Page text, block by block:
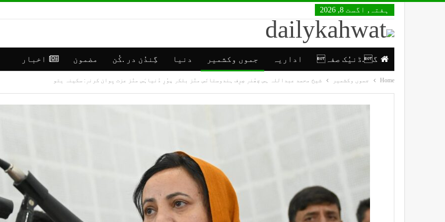
ہفتہ, اگست 8, 2026
گ.ڈنیُک صفہ اداریہ جموں وکشمیر دنیا گِندُن در .کُن مضمون اخبار
Home جموں وکشمیر شیخ محمد عبداللہ ہس چھُنہٕ صِرِف ہندوستانَس منٛز بلکہِ پوٗرٕ دُنیاہَس منٛز عزت یِوان کرنہٕ: سکینہ یتو
ایس ڈی آر ایفَن…
**موسمیٲتی
مرکز سرینگر)
جولائی 30, 2026